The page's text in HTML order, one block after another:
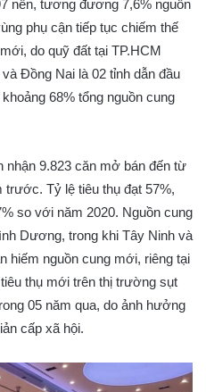
nền, tương đương 7,6% nguồn
phụ cận tiếp tục chiếm thế
do quỹ đất tại TP.HCM
Đồng Nai là 02 tỉnh dẫn đầu
68% tổng nguồn cung
nhận 9.823 căn mở bán đến từ
Tỷ lệ tiêu thụ đạt 57%,
so với năm 2020. Nguồn cung
Dương, trong khi Tây Ninh và
hiếm nguồn cung mới, riêng tại
thụ mới trên thị trường sụt
05 năm qua, do ảnh hưởng
cấp xã hội.